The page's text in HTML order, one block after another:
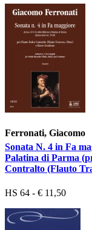
Ferronati, Giacomo
Sonata N. 4 in Fa
Palatina di Parma
Contralto (Flauto
HS 64 - € 11,50